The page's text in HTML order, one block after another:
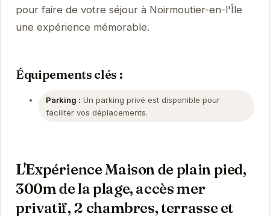
pour faire de votre séjour à Noirmoutier-en-l'Île
une expérience mémorable.
Équipements clés :
Parking : Un parking privé est disponible pour
faciliter vos déplacements.
L'Expérience Maison de plain pied,
300m de la plage, accès mer
privatif, 2 chambres, terrasse et